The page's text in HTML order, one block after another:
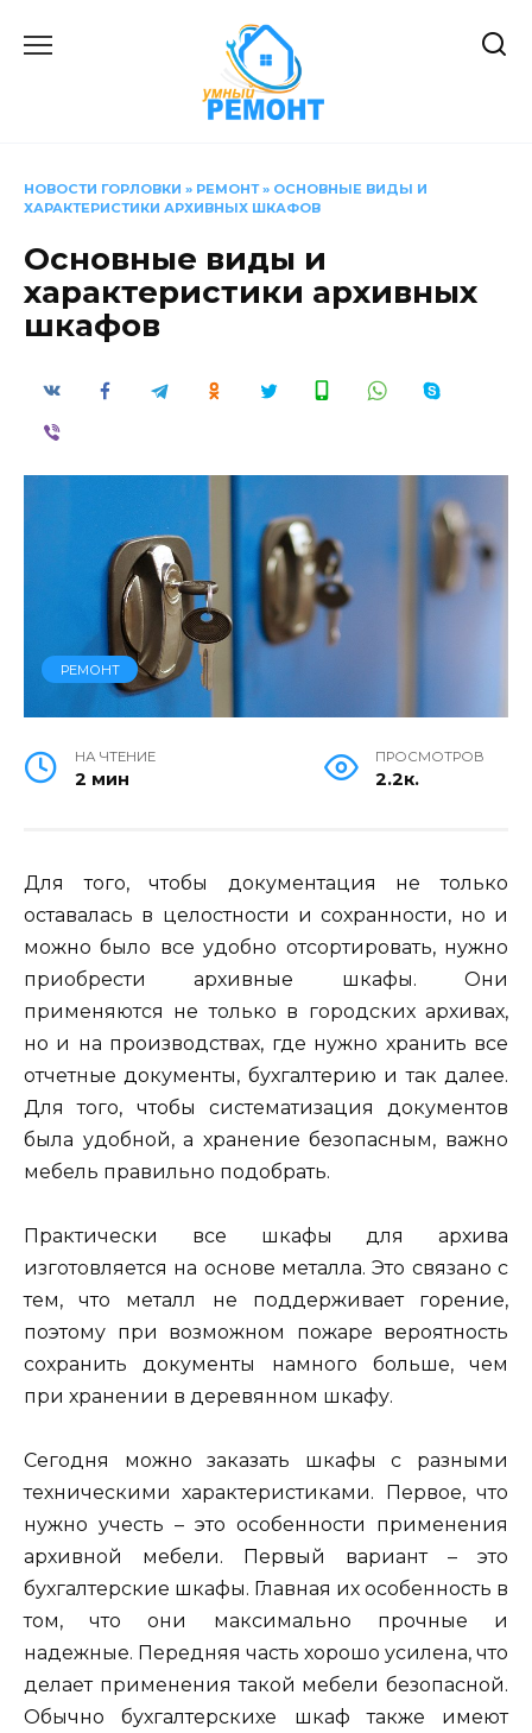
НОВОСТИ ГОРЛОВКИ » РЕМОНТ» ОСНОВНЫЕ ВИДЫ И
ХАРАКТЕРИСТИКИ АРХИВНЫХ ШКАФОВ
Основные виды и
характеристики архивных
шкафов
РЕМОНТ
НА ЧТЕНИЕ
2 мин
ПРОСМОТРОВ
2.2к.
Для того, чтобы документация не только
оставалась в целостности и сохранности, но и
можно было все удобно отсортировать, нужно
приобрести архивные шкафы. Они
применяются не только в городских архивах,
но и на производствах, где нужно хранить все
отчетные документы, бухгалтерию и так далее.
Для того, чтобы систематизация документов
была удобной, а хранение безопасным, важно
мебель правильно подобрать.
Практически все шкафы для архива
изготовляется на основе металла. Это связано с
тем, что металл не поддерживает горение,
поэтому при возможном пожаре вероятность
сохранить документы намного больше, чем
при хранении в деревянном шкафу.
Сегодня можно заказать шкафы с разными
техническими характеристиками. Первое, что
нужно учесть – это особенности применения
архивной мебели. Первый вариант – это
бухгалтерские шкафы. Главная их особенность в
том, что они максимально прочные и
надежные. Передняя часть хорошо усилена, что
делает применения такой мебели безопасной.
Обычно бухгалтерскихе шкаф также имеют